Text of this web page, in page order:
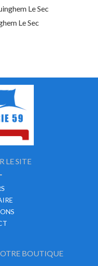
Le Sec
Le Sec
LE SITE
BOUTIQUE